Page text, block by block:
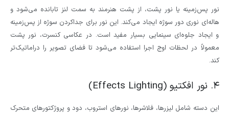
نور پس‌زمینه یا نور پشت، از پشت هنرمند به سمت لنز تابانده می‌شود و
هاله‌ای نوری دور سوژه ایجاد می‌کند. این نور برای جداکردن سوژه از پس‌زمینه
و ایجاد جلوه‌ای سینمایی بسیار مفید است. در عکاسی کنسرت، نور پشت
معمولاً در لحظات اوج اجرا استفاده می‌شود تا فضای تصویر را دراماتیک‌تر
کند.
۴. نور افکتیو (Effects Lighting)
این دسته شامل لیزرها، فلاشرها، نورهای استروب، دود و پروژکتورهای متحرک